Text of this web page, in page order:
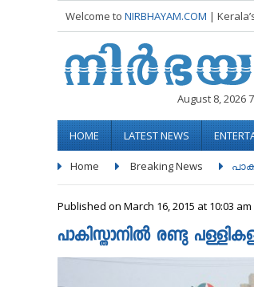
Welcome to NIRBHAYAM.COM |
August 8, 2026
HOME LATEST NEWS
Home Breaking News
Published on March 16, 2015 at 10:03 am
പാകിസ്താനില്‍ രണ്ടു